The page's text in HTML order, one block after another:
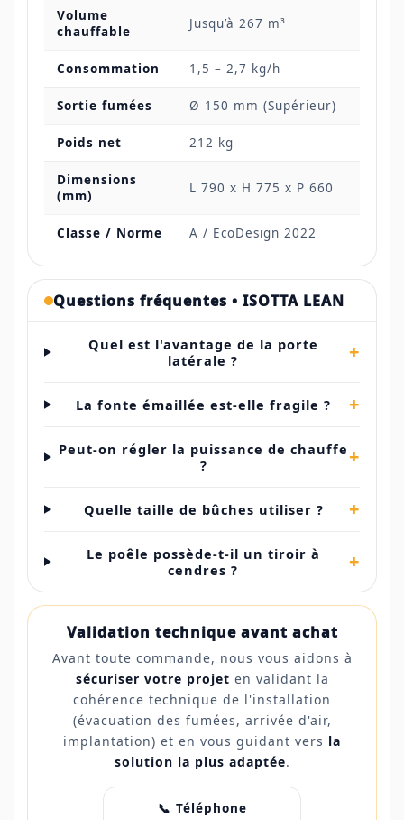
Volume
chauffable
Jusqu’à 267 m³
Consommation 1,5 – 2,7 kg/h
Sortie fumées Ø 150 mm (Supérieur)
Poids net 212 kg
Dimensions
(mm)
L 790 x H 775 x P 660
Classe / Norme A / EcoDesign 2022
Questions fréquentes • ISOTTA LEAN
Quel est l'avantage de la porte
latérale ?
+
La fonte émaillée est-elle fragile ? +
Peut-on régler la puissance de chauffe
?
+
Quelle taille de bûches utiliser ? +
Le poêle possède-t-il un tiroir à
cendres ?
+
Validation technique avant achat
Avant toute commande, nous vous aidons à
sécuriser votre projet en validant la
cohérence technique de l'installation
(évacuation des fumées, arrivée d'air,
implantation) et en vous guidant vers la
solution la plus adaptée.
📞 Téléphone